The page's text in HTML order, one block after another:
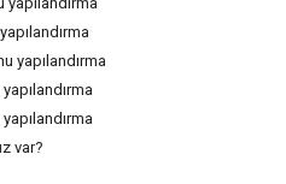
yapılandırma
var?